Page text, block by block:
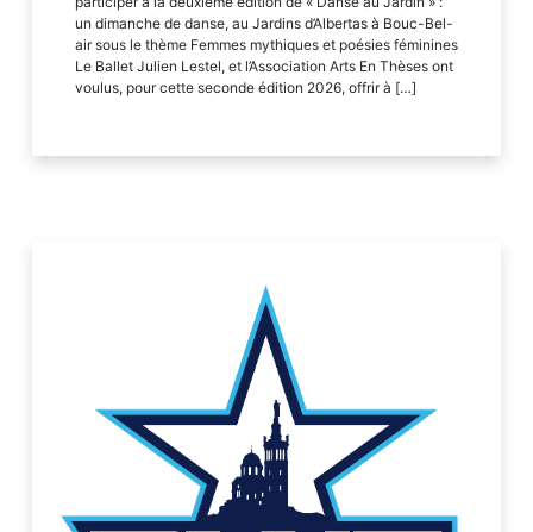
un dimanche de danse, au Jardins d’Albertas à Bouc-Bel-
air sous le thème Femmes mythiques et poésies féminines
Le Ballet Julien Lestel, et l’Association Arts En Thèses ont
voulus, pour cette seconde édition 2026, offrir à […]